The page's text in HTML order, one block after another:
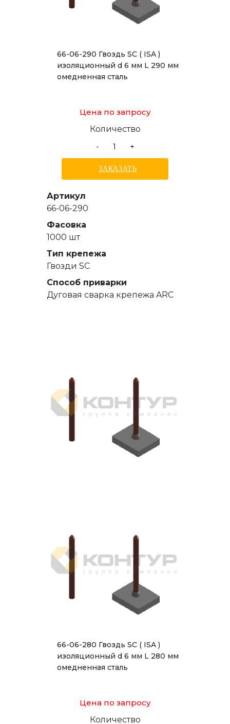
66-06-290 Гвоздь SC ( ISA )
изоляционный d 6 мм L 290 мм
омедненная сталь
Цена по запросу
Количество
-
+
ЗАКАЗАТЬ
Артикул
66-06-290
Фасовка
1000 шт
Тип крепежа
Гвозди SC
Способ приварки
Дуговая сварка крепежа ARC
66-06-280 Гвоздь SC ( ISA )
изоляционный d 6 мм L 280 мм
омедненная сталь
Цена по запросу
Количество